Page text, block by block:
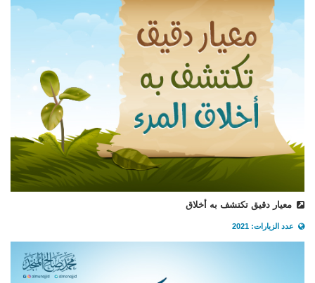
معيار دقيق تكتشف به أخلاق
عدد الزيارات: 2021